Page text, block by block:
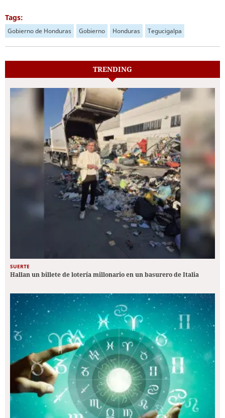
Tags:
Gobierno de Honduras Gobierno Honduras Tegucigalpa
TRENDING
SUERTE
Hallan un billete de lotería millonario en un basurero de Italia